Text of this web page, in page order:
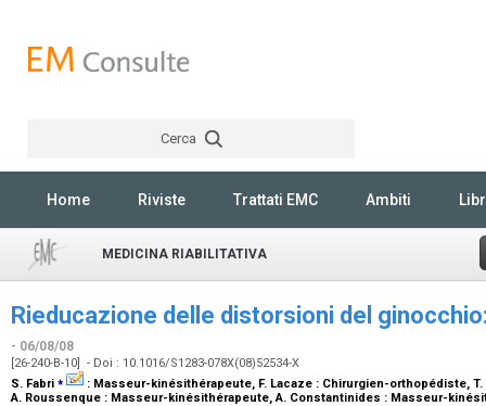
Cerca
Home Riviste Trattati EMC Ambiti
MEDICINA RIABILITATIVA
Rieducazione delle distorsioni del
- 06/08/08
[26-240-B-10] - Doi : 10.1016/S1283-078X(08)52534-X
S. Fabri ⁎ : Masseur-kinésithérapeute, F. Lacaze : Chirurgien-orthopédiste,
A. Roussenque : Masseur-kinésithérapeute, A. Constantinides : Masseur-